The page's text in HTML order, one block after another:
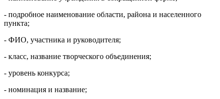
- подробное наименование области, района и населенного
пункта;
- ФИО, участника и руководителя;
- класс, название творческого объединения;
- уровень конкурса;
- номинация и название;